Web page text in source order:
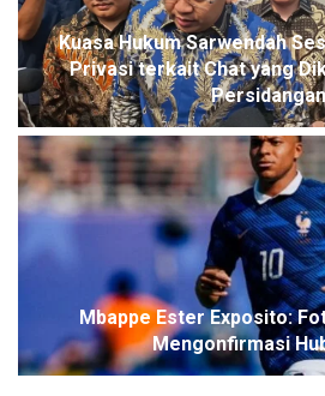
Kuasa Hukum Sarwendah
Privasi terkait Chat yang
Persidangan
Mbappe Ester Exposito:
Mengonfirmasi